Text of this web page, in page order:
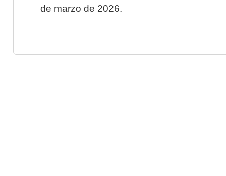
de marzo de 2026.